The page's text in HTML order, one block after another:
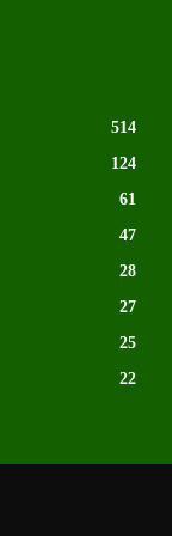
514
124
61
47
28
27
25
22